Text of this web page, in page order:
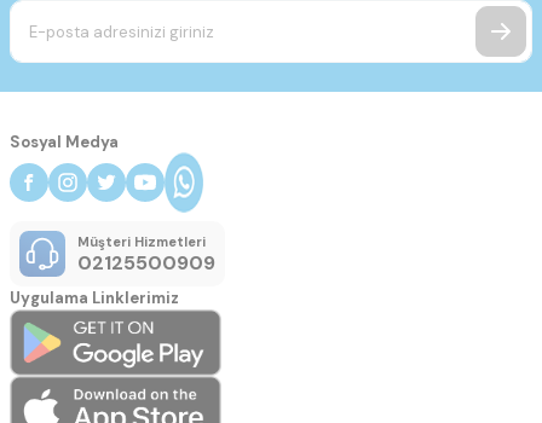
Sosyal Medya
Müşteri Hizmetleri
02125500909
Uygulama Linklerimiz